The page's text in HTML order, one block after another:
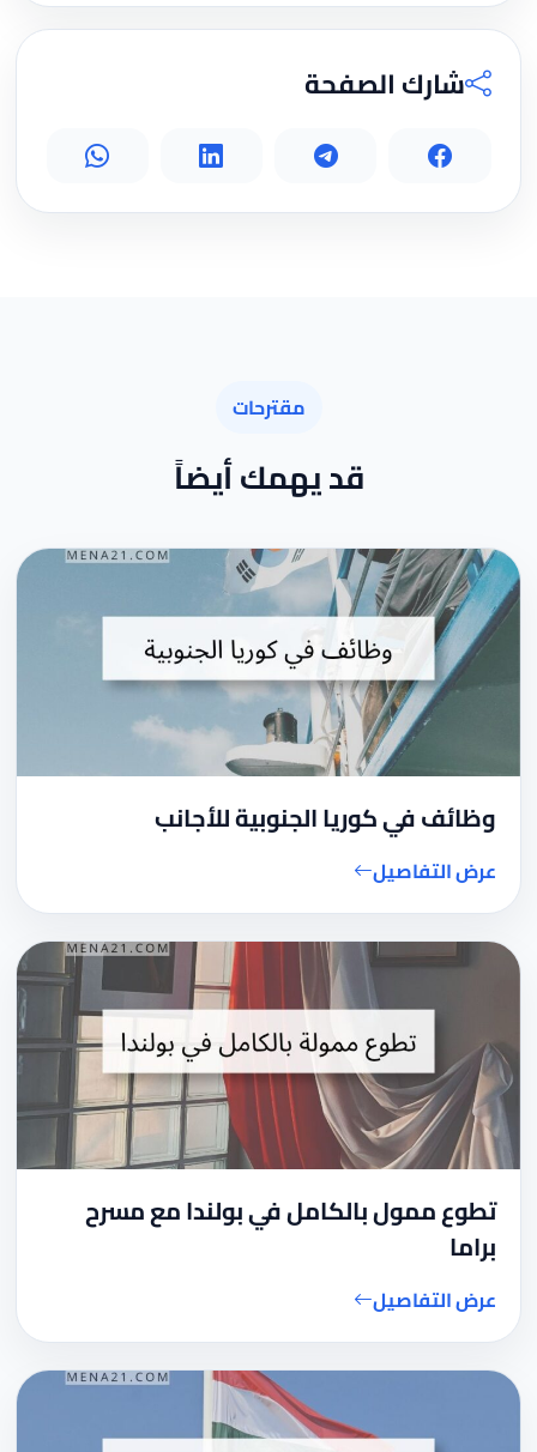
شارك الصفحة
مقترحات
قد يهمك أيضاً
وظائف في كوريا الجنوبية للأجانب
عرض التفاصيل
تطوع ممول بالكامل في بولندا مع مسرح
براما
عرض التفاصيل